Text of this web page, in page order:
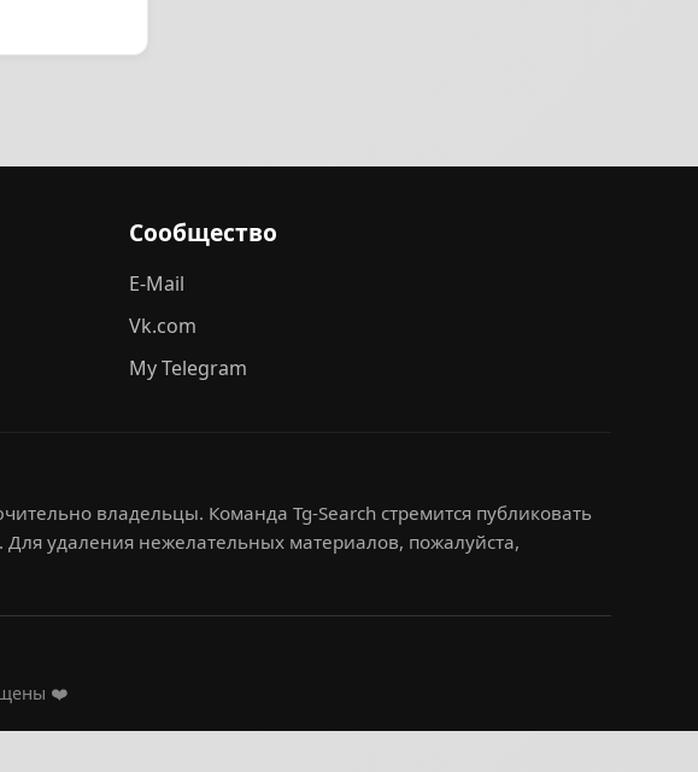
Сообщество
E-Mail
Vk.com
My Telegram
владельцы. Команда Tg-Search стремится публиковать
удаления нежелательных материалов, пожалуйста,
❤️